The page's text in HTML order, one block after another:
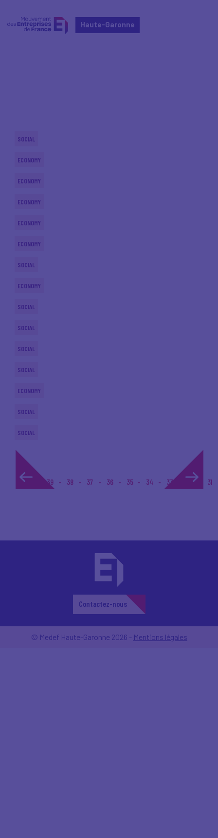
Haute-Garonne
SOCIAL
ECONOMY
ECONOMY
ECONOMY
ECONOMY
ECONOMY
SOCIAL
ECONOMY
SOCIAL
SOCIAL
SOCIAL
SOCIAL
ECONOMY
SOCIAL
SOCIAL
1... 39 38 37 36 35 34 33 32 31
Contactez-nous
© Medef Haute-Garonne 2026 - Mentions légales